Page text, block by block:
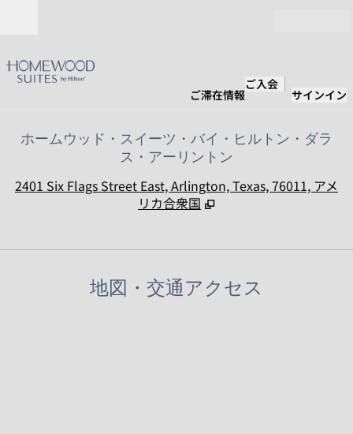
ご滞在情報
ご入会
サインイン
ホームウッド・スイーツ・バイ・ヒルトン・ダラ
ス・アーリントン
2401 Six Flags Street East, Arlington, Texas, 76011, アメ
リカ合衆国
地図・交通アクセス